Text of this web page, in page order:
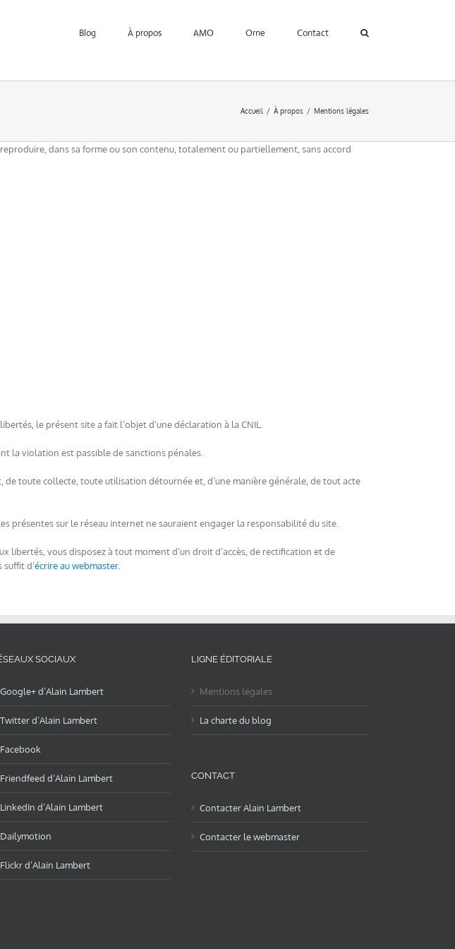
Blog À propos AMO Orne Contact
Accueil À propos Mentions légales
dans sa forme ou son contenu, totalement ou partiellement, sans accord
le présent site a fait l’objet d’une déclaration à la CNIL.
la violation est passible de sanctions pénales.
toute collecte, toute utilisation détournée et, d’une manière générale, de tout acte
présentes sur le réseau internet ne sauraient engager la responsabilité du site.
libertés, vous disposez à tout moment d’un droit d’accès, de rectification et de
d’écrire au webmaster.
SOCIAUX
Google+ d’Alain Lambert
Twitter d’Alain Lambert
Facebook
Friendfeed d’Alain Lambert
LinkedIn d’Alain Lambert
Dailymotion
Flickr d’Alain Lambert
LIGNE ÉDITORIALE
Mentions légales
La charte du blog
CONTACT
Contacter Alain Lambert
Contacter le webmaster